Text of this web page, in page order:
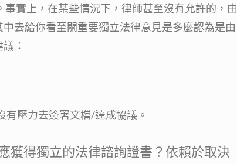
實上，在某些情況下，律師甚至沒有允許的，由
去給你看至關重要獨立法律意見是多麼認為是由
：
有壓力去簽署文檔/達成協議。
獲得獨立的法律諮詢證書？依賴於取決